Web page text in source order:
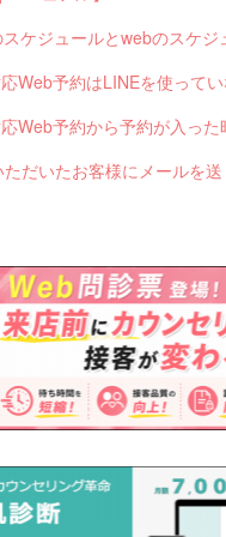
だいたお客様にメールを